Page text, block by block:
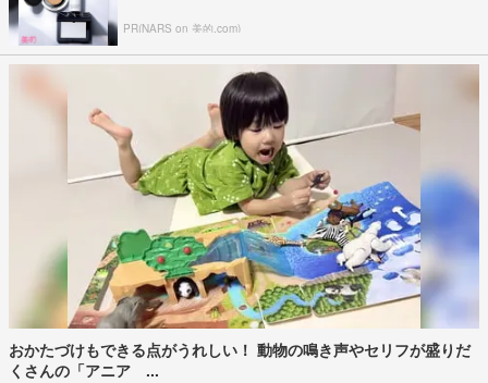
PR(NARS on 美的.com)
おかたづけもできる点がうれしい！ 動物の鳴き声やセリフが盛りだ
くさんの「アニア ...